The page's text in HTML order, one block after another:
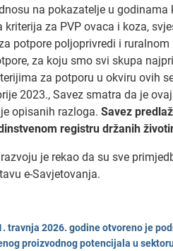
na pokazatelje u godinama
za PVP ovaca i koza,
potpore poljoprivredi i
za koju smo svi skupa
za potporu u okviru ovih
2023., Savez smatra da je
opisanih razloga. Savez
registru držanih
je rekao da su sve
e-Savjetovanja.
travnja 2026. godine otvoreno je
proizvodnog potencijala u